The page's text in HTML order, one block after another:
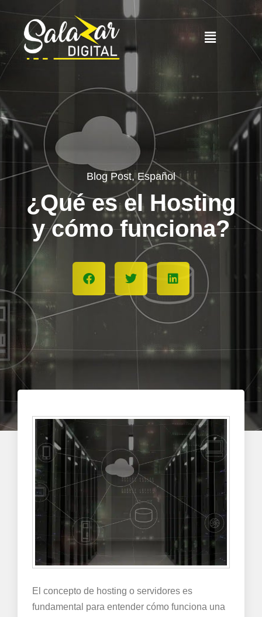
Blog Post, Español
¿Qué es el Hosting
y cómo funciona?
El concepto de hosting o servidores es
fundamental para entender cómo funciona una